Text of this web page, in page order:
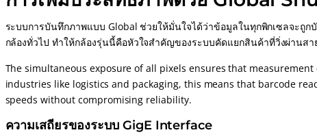
ระบบการบันทึกภาพแบบ Global ช่วยให้มั่นใจได้ว่าข้อมูลในทุกพิกเซลจะถู
กล้องทั่วไป ทำให้กล้องรุ่นนี้คือหัวใจสำคัญของระบบคัดแยกสินค้าที่วิ่งผ่านสา
The simultaneous exposure of all pixels ensures that
industries like logistics and packaging, this means that barcode
speeds without compromising reliability.
ความเสถียรของระบบ GigE Interface